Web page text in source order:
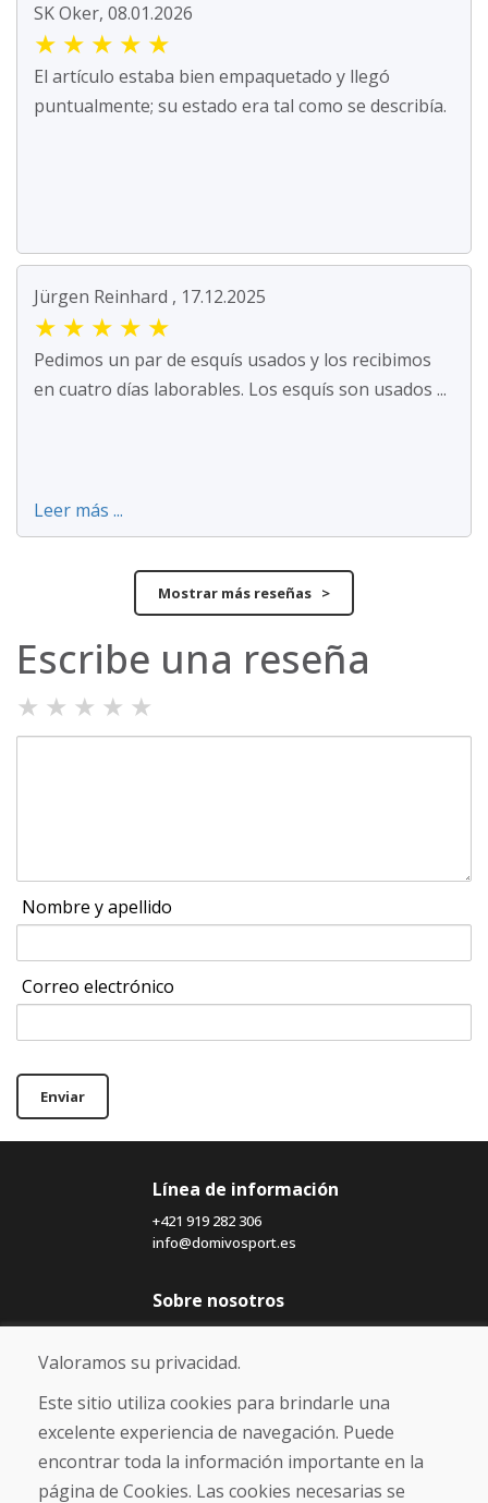
SK Oker, 08.01.2026
★ ★ ★ ★ ★
El artículo estaba bien empaquetado y llegó
puntualmente; su estado era tal como se describía.
Jürgen Reinhard , 17.12.2025
★ ★ ★ ★ ★
Pedimos un par de esquís usados y los recibimos
en cuatro días laborables. Los esquís son usados ...
Leer más ...
Mostrar más reseñas >
Escribe una reseña
★ ★ ★ ★ ★
Nombre y apellido
Correo electrónico
Enviar
Línea de información
+421 919 282 306
info@domivosport.es
Sobre nosotros
Blog
Sobre nosotros
Comercio
Contacto
Compra
Tienda electrónica
Valoramos su privacidad.
Este sitio utiliza cookies para brindarle una
excelente experiencia de navegación. Puede
encontrar toda la información importante en la
página de Cookies. Las cookies necesarias se